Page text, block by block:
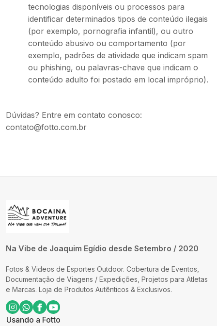
tecnologias disponíveis ou processos para
identificar determinados tipos de conteúdo ilegais
(por exemplo, pornografia infantil), ou outro
conteúdo abusivo ou comportamento (por
exemplo, padrões de atividade que indicam spam
ou phishing, ou palavras-chave que indicam o
conteúdo adulto foi postado em local impróprio).
Dúvidas? Entre em contato conosco:
contato@fotto.com.br
Na Vibe de Joaquim Egídio desde Setembro / 2020
Fotos & Videos de Esportes Outdoor. Cobertura de Eventos,
Documentação de Viagens / Expedições, Projetos para Atletas
e Marcas. Loja de Produtos Autênticos & Exclusivos.
Usando a Fotto